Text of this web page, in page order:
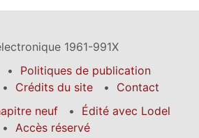
1961-991X
Politiques de publication
Crédits du site
Contact
neuf
Édité avec Lodel
Accès réservé